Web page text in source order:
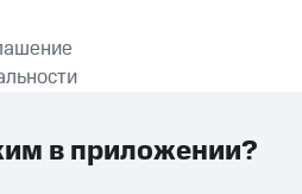
ПРИЛОЖЕНИЕ